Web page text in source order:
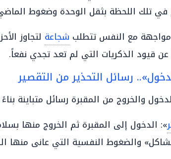
في تلك اللحظة بثقل الوحدة وضغوط
مع النفس تتطلب شجاعة لتجاوز
رسائل التحذير من التقصير
والخروج من المقبرة رسائل متباينة
»: الدخول إلى المقبرة ثم الخروج منها
والضغوط النفسية التي عانى منها